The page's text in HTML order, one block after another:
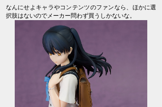
なんにせよキャラやコンテンツのファンなら、ほかに選
択肢はないのでメーカー問わず買うしかないな。